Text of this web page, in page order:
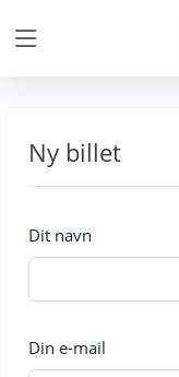
Ny billet
Dit navn
Din e-mail